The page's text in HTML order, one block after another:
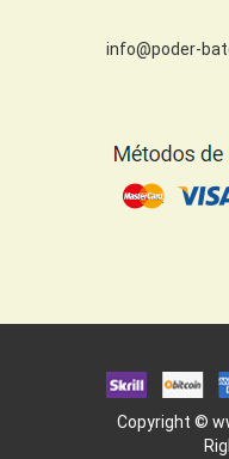
info@poder-
Copyright ©